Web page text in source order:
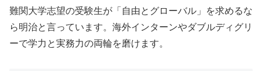
難関大学志望の受験生が「自由とグローバル」を求めるな
ら明治と言っています。海外インターンやダブルディグリ
ーで学力と実務力の両輪を磨けます。